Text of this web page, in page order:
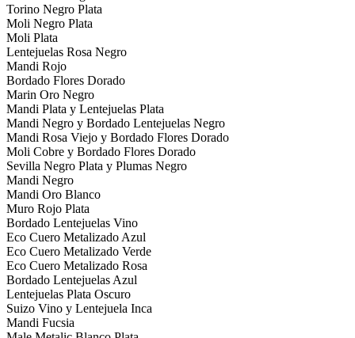
Torino Negro Plata
Moli Negro Plata
Moli Plata
Lentejuelas Rosa Negro
Mandi Rojo
Bordado Flores Dorado
Marin Oro Negro
Mandi Plata y Lentejuelas Plata
Mandi Negro y Bordado Lentejuelas Negro
Mandi Rosa Viejo y Bordado Flores Dorado
Moli Cobre y Bordado Flores Dorado
Sevilla Negro Plata y Plumas Negro
Mandi Negro
Mandi Oro Blanco
Muro Rojo Plata
Bordado Lentejuelas Vino
Eco Cuero Metalizado Azul
Eco Cuero Metalizado Verde
Eco Cuero Metalizado Rosa
Bordado Lentejuelas Azul
Lentejuelas Plata Oscuro
Suizo Vino y Lentejuela Inca
Mandi Fucsia